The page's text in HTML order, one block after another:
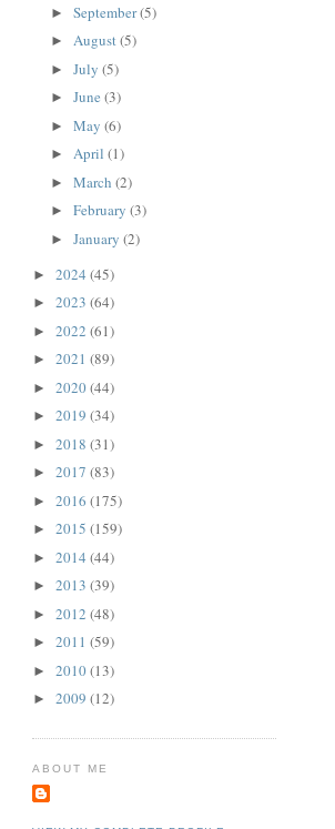
► September(5)
► August(5)
► July (5)
► June (3)
► May (6)
► April (1)
► March (2)
► February (3)
► January (2)
► 2024 (45)
► 2023 (64)
► 2022 (61)
► 2021 (89)
► 2020(44)
► 2019 (34)
► 2018 (31)
► 2017 (83)
► 2016 (175)
► 2015 (159)
► 2014 (44)
► 2013 (39)
► 2012 (48)
► 2011 (59)
► 2010(13)
► 2009 (12)
ABOUT ME